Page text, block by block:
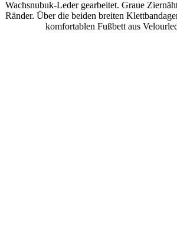
Wachsnubuk-Leder gearbeitet. Graue
Ränder. Über die beiden breiten
komfortablen Fußbett aus